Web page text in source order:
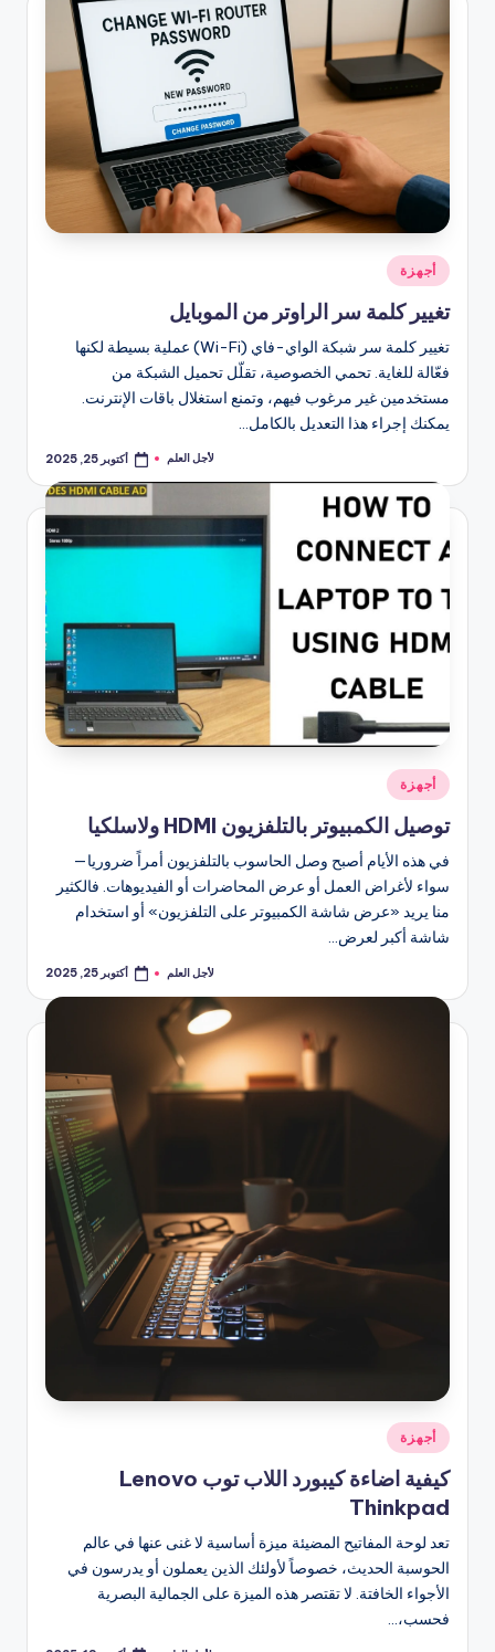
نُشر
في
أجهزة
تغيير كلمة سر الراوتر من الموبايل
تغيير كلمة سر شبكة الواي-فاي (Wi-Fi) عملية بسيطة لكنها
فعّالة للغاية. تحمي الخصوصية، تقلّل تحميل الشبكة من
مستخدمين غير مرغوب فيهم، وتمنع استغلال باقات الإنترنت.
يمكنك إجراء هذا التعديل بالكامل…
تمّ
لأجل العلم أكتوبر 25, 2025
نُشر
في
أجهزة
توصيل الكمبيوتر بالتلفزيون HDMI ولاسلكيا
في هذه الأيام أصبح وصل الحاسوب بالتلفزيون أمراً ضروريا—
سواء لأغراض العمل أو عرض المحاضرات أو الفيديوهات. فالكثير
منا يريد «عرض شاشة الكمبيوتر على التلفزيون» أو استخدام
شاشة أكبر لعرض…
تمّ
بواسطة
لأجل العلم أكتوبر 25, 2025
نُشر
في
أجهزة
كيفية اضاءة كيبورد اللاب توب Lenovo
Thinkpad
تعد لوحة المفاتيح المضيئة ميزة أساسية لا غنى عنها في عالم
الحوسبة الحديث، خصوصاً لأولئك الذين يعملون أو يدرسون في
الأجواء الخافتة. لا تقتصر هذه الميزة على الجمالية البصرية
فحسب،…